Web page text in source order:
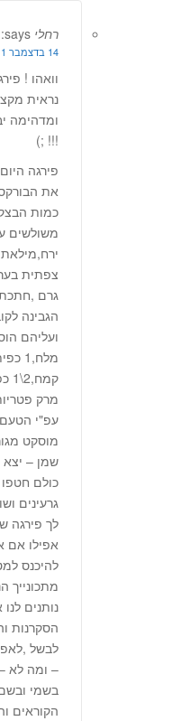
רחלי says:
14 בדצמבר 2011 at 18:45
וואהו !
נראית
ומדהימה
!!! ;)
פירגה
את
כמות
משולשים
גרם
הגבינה
ועליהם
מלח,1
מרק
עפ"י
מוסקט
שמן – יצא
כולם
גרעינים
לך פירגה
אפילו אם
להיכנס
מתכונייך
נותנים
הסקרנות
לבשל
– ומה לא
בשמי
הקוראים